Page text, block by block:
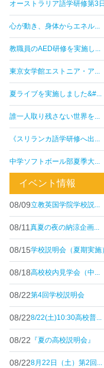
オーストラリア語学研修第3日
心が動き、身体からエネル...
教職員のAED研修を実施し...
東京女学館エストニア・ア...
夏ライブを実施しました&#...
誰一人取り残さない世界を...
《スリランカ語学研修へ出...
中学ソフトボール部夏季大...
イベント情報
08/09立教英国学院学校説...
08/11 真夏の夜の納涼企画...
08/15学校説明会（夏期実施）
08/18高校校内見学会（中...
08/22第4回学校説明会
08/228/22(土)10:30高校普...
08/22 『夏の高校説明会』
08/228月22日（土）第2回...